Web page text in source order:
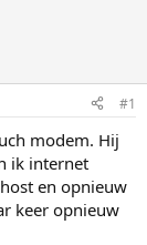
#1
modem. Hij
ik internet
en opnieuw
keer opnieuw